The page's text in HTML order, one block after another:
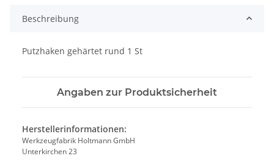
Beschreibung
Putzhaken gehärtet rund 1 St
Angaben zur Produktsicherheit
Herstellerinformationen:
Werkzeugfabrik Holtmann GmbH
Unterkirchen 23